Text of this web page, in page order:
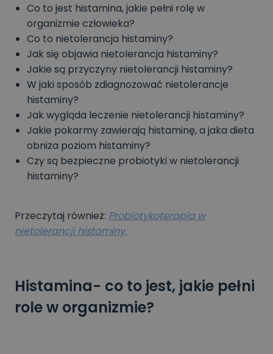
Co to jest histamina, jakie pełni rolę w
organizmie człowieka?
Co to nietolerancja histaminy?
Jak się objawia nietolerancja histaminy?
Jakie są przyczyny nietolerancji histaminy?
W jaki sposób zdiagnozować nietolerancje
histaminy?
Jak wygląda leczenie nietolerancji histaminy?
Jakie pokarmy zawierają histaminę, a jaka dieta
obniża poziom histaminy?
Czy są bezpieczne probiotyki w nietolerancji
histaminy?
Przeczytaj również: Probiotykoterapia w
nietolerancji histaminy.
Histamina- co to jest, jakie pełni
role w organizmie?